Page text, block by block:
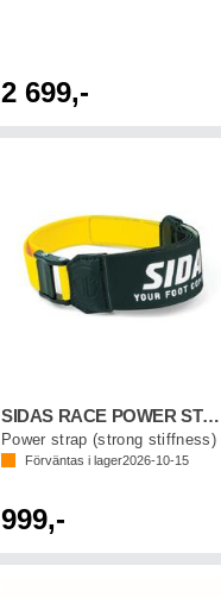
2 699,-
SIDAS RACE POWER STRAP V2 P3
Power strap (strong stiffness)
Förväntas i lager2026-10-15
999,-